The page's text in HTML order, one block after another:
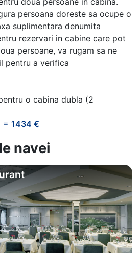
persoana doreste sa ocupe o
suplimentara denumita
rezervari in cabine care pot
persoane, va rugam sa ne
pentru a verifica
o cabina dubla (2
= 1434 €
navei